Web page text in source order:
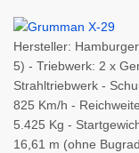
Hersteller:
5) - Triebwerk: 2 x
Strahltriebwerk -
825 Km/h -
5.425 Kg -
16,61 m (ohne